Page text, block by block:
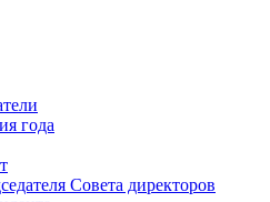
года
Совета директоров